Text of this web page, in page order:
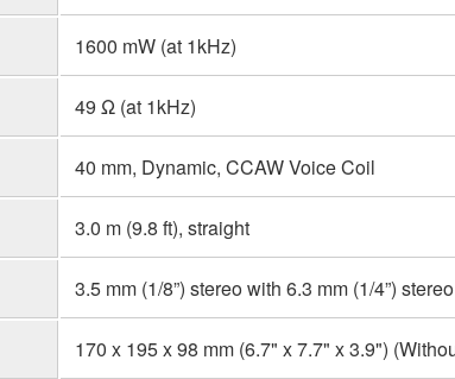
1600 mW (at 1kHz)
49 Ω (at 1kHz)
40 mm, Dynamic, CCAW Voice Coil
3.0 m (9.8 ft), straight
3.5 mm (1/8”) stereo with 6.3 mm (1/4”)
170 x 195 x 98 mm (6.7" x 7.7" x 3.9")